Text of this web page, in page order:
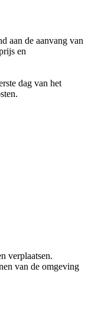
aan de aanvang van
en
dag van het
verplaatsen.
van de omgeving